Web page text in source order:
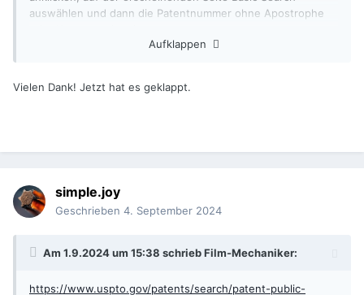
auswählen und dann die Patentnummer ohne Apostrophe
Aufklappen
Vielen Dank! Jetzt hat es geklappt.
simple.joy
Geschrieben 4. September 2024
Am 1.9.2024 um 15:38 schriebFilm-Mechaniker:
https://www.uspto.gov/patents/search/patent-public-